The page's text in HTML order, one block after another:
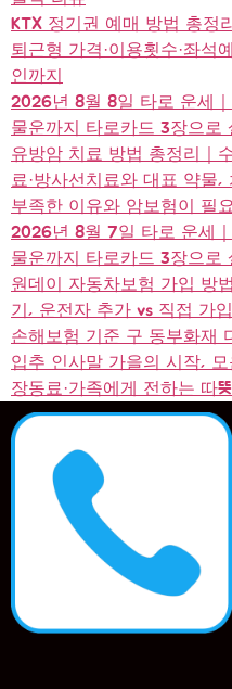
KTX 정기권 예매 방법 총정
퇴근형 가격·이용횟수·좌석
인까지
2026년 8월 8일 타로 운세
물운까지 타로카드 3장으로
유방암 치료 방법 총정리｜수
료·방사선치료와 대표 약물
부족한 이유와 암보험이 필
2026년 8월 7일 타로 운세
물운까지 타로카드 3장으로
원데이 자동차보험 가입 방
기, 운전자 추가 vs 직접 가
손해보험 기준 구 동부화재
입추 인사말 가을의 시작, 모
장동료·가족에게 전하는 따